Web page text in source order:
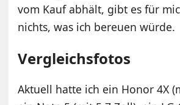
vom Kauf abhält, gibt es für
nichts, was ich bereuen würde.
Vergleichsfotos
Aktuell hatte ich ein Honor 4X